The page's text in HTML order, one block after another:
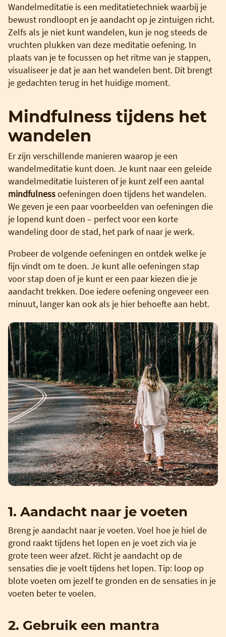
Wandelmeditatie is een meditatietechniek waarbij je
bewust rondloopt en je aandacht op je zintuigen richt.
Zelfs als je niet kunt wandelen, kun je nog steeds de
vruchten plukken van deze meditatie oefening. In
plaats van je te focussen op het ritme van je stappen,
visualiseer je dat je aan het wandelen bent. Dit brengt
je gedachten terug in het huidige moment.
Mindfulness tijdens het
wandelen
Er zijn verschillende manieren waarop je een
wandelmeditatie kunt doen. Je kunt naar een geleide
wandelmeditatie luisteren of je kunt zelf een aantal
mindfulnessoefeningen doen tijdens het wandelen.
We geven je een paar voorbeelden van oefeningen die
je lopend kunt doen – perfect voor een korte
wandeling door de stad, het park of naar je werk.
Probeer de volgende oefeningen en ontdek welke je
fijn vindt om te doen. Je kunt alle oefeningen stap
voor stap doen of je kunt er een paar kiezen die je
aandacht trekken. Doe iedere oefening ongeveer een
minuut, langer kan ook als je hier behoefte aan hebt.
1. Aandacht naar je voeten
Breng je aandacht naar je voeten. Voel hoe je hiel de
grond raakt tijdens het lopen en je voet zich via je
grote teen weer afzet. Richt je aandacht op de
sensaties die je voelt tijdens het lopen. Tip: loop op
blote voeten om jezelf te gronden en de sensaties in je
voeten beter te voelen.
2. Gebruik een mantra